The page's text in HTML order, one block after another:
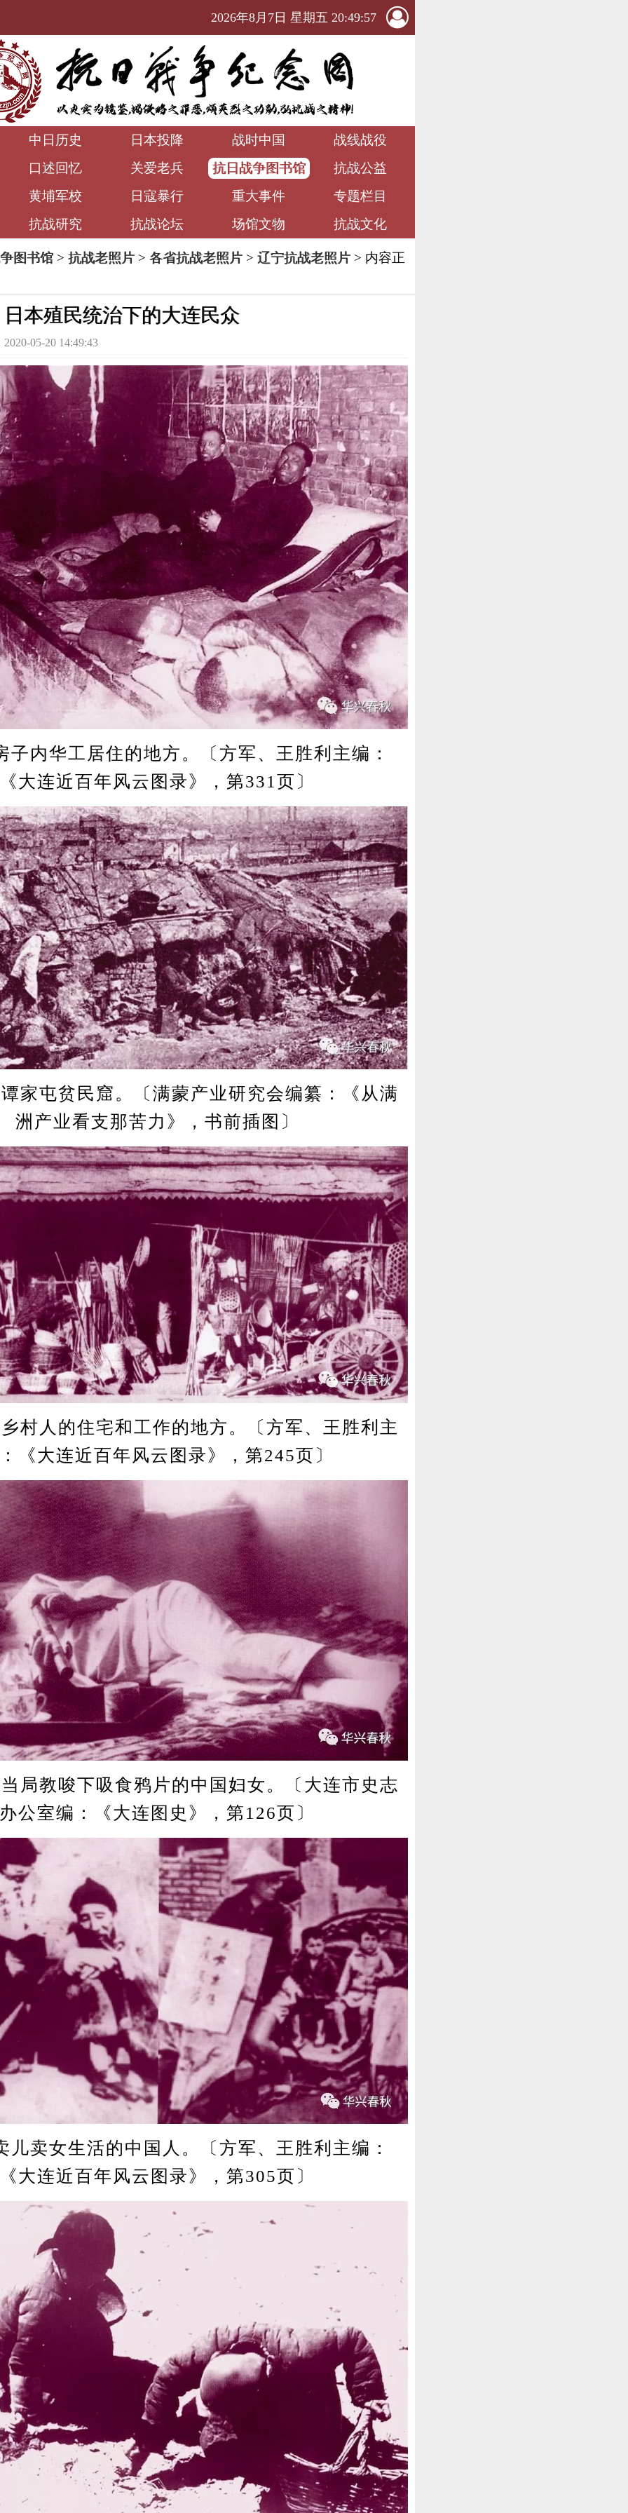
2026年8月7日 星期五 20:49:59
中日历史 日本投降 战时中国
战线战役
口述回忆
关爱老兵 抗日战争图书馆
抗战公益
黄埔军校
日寇暴行 重大事件
专题栏目
抗战研究
抗战论坛 场馆文物 抗战文化
图书馆 > 抗战老照片> 各省抗战老照片> 辽宁抗战老照片> 内容正
本殖民统治下的大连民众
05-20 14:49:43
子内华工居住的地方。〔方军、王胜利主编：
《大连近百年风云图录》，第331页〕
家屯贫民窟。〔满蒙产业研究会编纂：《从满
洲产业看支那苦力》，书前插图〕
村人的住宅和工作的地方。〔方军、王胜利主
《大连近百年风云图录》，第245页〕
局教唆下吸食鸦片的中国妇女。〔大连市史志
办公室编：《大连图史》，第126页〕
儿卖女生活的中国人。〔方军、王胜利主编：
《大连近百年风云图录》，第305页〕